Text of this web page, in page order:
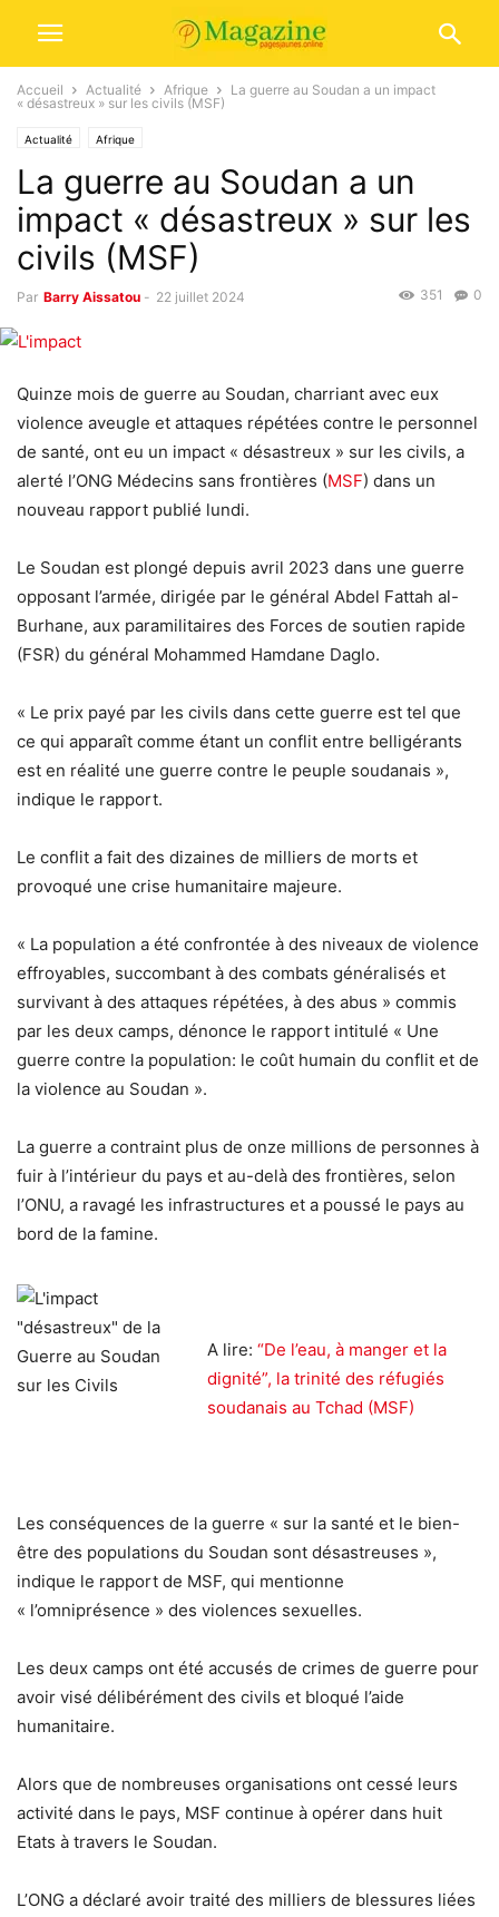
Accueil Actualité Afrique
La guerre au Soudan a un impact
« désastreux » sur les civils (MSF)
Actualité Afrique
La guerre au Soudan a un
impact « désastreux » sur les
civils (MSF)
Par Barry Aissatou - 22 juillet 2024 0
351
Quinze mois de guerre au Soudan, charriant avec eux
violence aveugle et attaques répétées contre le personnel
de santé, ont eu un impact « désastreux » sur les civils, a
alerté l’ONG Médecins sans frontières (MSF) dans un
nouveau rapport publié lundi.
Le Soudan est plongé depuis avril 2023 dans une guerre
opposant l’armée, dirigée par le général Abdel Fattah al-
Burhane, aux paramilitaires des Forces de soutien rapide
(FSR) du général Mohammed Hamdane Daglo.
« Le prix payé par les civils dans cette guerre est tel que
ce qui apparaît comme étant un conflit entre belligérants
est en réalité une guerre contre le peuple soudanais »,
indique le rapport.
Le conflit a fait des dizaines de milliers de morts et
provoqué une crise humanitaire majeure.
« La population a été confrontée à des niveaux de violence
effroyables, succombant à des combats généralisés et
survivant à des attaques répétées, à des abus » commis
par les deux camps, dénonce le rapport intitulé « Une
guerre contre la population: le coût humain du conflit et de
la violence au Soudan ».
La guerre a contraint plus de onze millions de personnes à
fuir à l’intérieur du pays et au-delà des frontières, selon
l’ONU, a ravagé les infrastructures et a poussé le pays au
bord de la famine.
A lire: “De l’eau, à manger et la
dignité”, la trinité des réfugiés
soudanais au Tchad (MSF)
Les conséquences de la guerre « sur la santé et le bien-
être des populations du Soudan sont désastreuses »,
indique le rapport de MSF, qui mentionne
« l’omniprésence » des violences sexuelles.
Les deux camps ont été accusés de crimes de guerre pour
avoir visé délibérément des civils et bloqué l’aide
humanitaire.
Alors que de nombreuses organisations ont cessé leurs
activité dans le pays, MSF continue à opérer dans huit
Etats à travers le Soudan.
L’ONG a déclaré avoir traité des milliers de blessures liées